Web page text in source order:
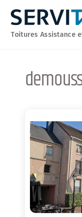
content
Toitures Assistance